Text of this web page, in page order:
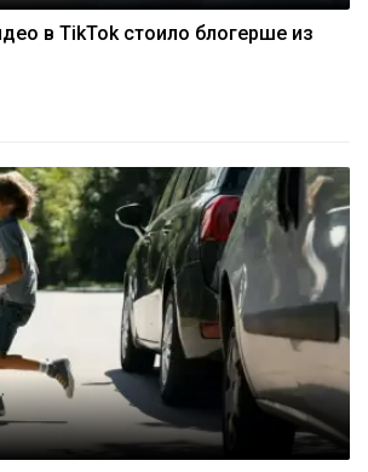
в TikTok стоило блогерше из